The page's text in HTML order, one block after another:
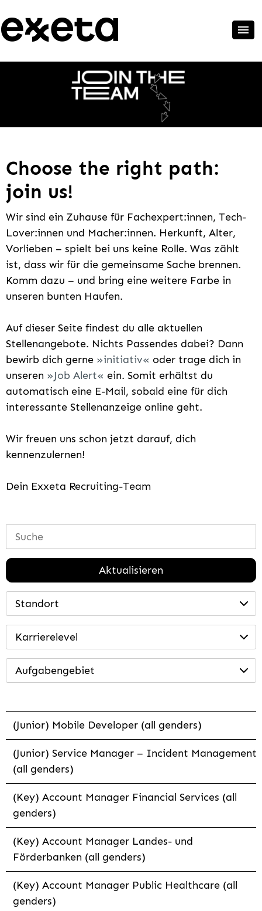
Choose the right path:
join us!
Wir sind ein Zuhause für Fachexpert:innen, Tech-
Lover:innen und Macher:innen. Herkunft, Alter,
Vorlieben – spielt bei uns keine Rolle. Was zählt
ist, dass wir für die gemeinsame Sache brennen.
Komm dazu – und bring eine weitere Farbe in
unseren bunten Haufen.
Auf dieser Seite findest du alle aktuellen
Stellenangebote. Nichts Passendes dabei? Dann
bewirb dich gerne
initiativ
oder trage dich in
unseren
Job Alert
ein. Somit erhältst du
automatisch eine E-Mail, sobald eine für dich
interessante Stellenanzeige online geht.
Wir freuen uns schon jetzt darauf, dich
kennenzulernen!
Dein Exxeta Recruiting-Team
Aktualisieren
Standort
Karrierelevel
Aufgabengebiet
(Junior) Mobile Developer (all genders)
(Junior) Service Manager – Incident Management
(all genders)
(Key) Account Manager Financial Services (all
genders)
(Key) Account Manager Landes- und
Förderbanken (all genders)
(Key) Account Manager Public Healthcare (all
genders)